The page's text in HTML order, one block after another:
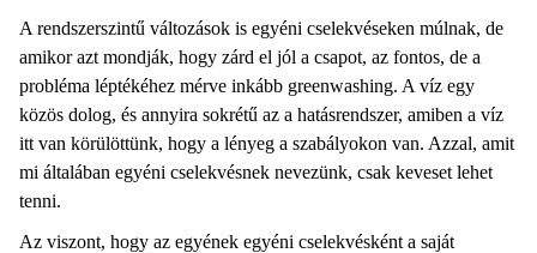
A rendszerszintű változások is egyéni cselekvéseken múlnak, de
amikor azt mondják, hogy zárd el jól a csapot, az fontos, de a
probléma léptékéhez mérve inkább greenwashing. A víz egy
közös dolog, és annyira sokrétű az a hatásrendszer, amiben a víz
itt van körülöttünk, hogy a lényeg a szabályokon van. Azzal, amit
mi általában egyéni cselekvésnek nevezünk, csak keveset lehet
tenni.
Az viszont, hogy az egyének egyéni cselekvésként a saját